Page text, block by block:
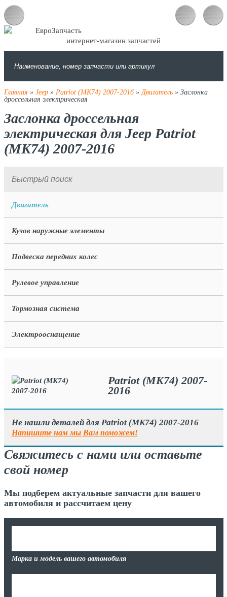
интернет-магазин запчастей
Главная » Jeep» Patriot (MK74) 2007-2016»Двигатель» Заслонка
дроссельная электрическая
Заслонка дроссельная
электрическая для Jeep Patriot
(MK74) 2007-2016
Двигатель
Кузов наружные элементы
Подвеска передних колес
Рулевое управление
Тормозная система
Электрооснащение
Patriot (MK74) 2007-
2016
Не нашли деталей для Patriot (MK74) 2007-2016
Напишите нам мы Вам поможем!
Свяжитесь с нами или оставьте
свой номер
Мы подберем актуальные запчасти для вашего
автомобиля и рассчитаем цену
Марка и модель вашего автомобиля